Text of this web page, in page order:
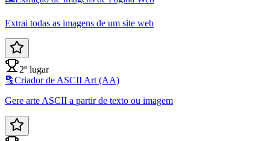
Extrai todas as imagens de um site web
2º lugar
🔡Criador de ASCII Art (AA)
Gere arte ASCII a partir de texto ou imagem